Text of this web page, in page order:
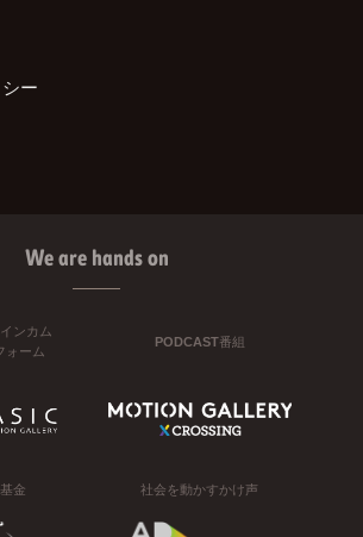
ー
We are hands on
ンカム
ォーム
PODCAST番組
金 社会を動かすかけ声